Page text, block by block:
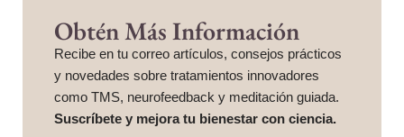
Obtén Más Información
Recibe en tu correo artículos, consejos prácticos
y novedades sobre tratamientos innovadores
como TMS, neurofeedback y meditación guiada.
Suscríbete y mejora tu bienestar con ciencia.